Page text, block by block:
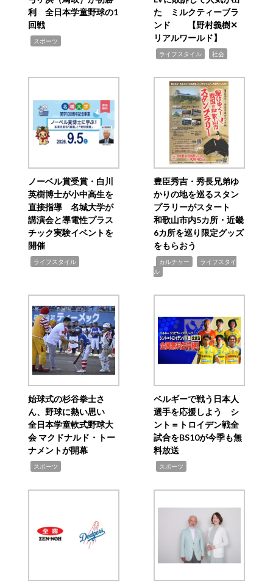
利 全日本学童野球の1
回戦
スポーツ
た ミルクティーブラ
ンド 【野村義樹✕
リアルワールド】
ライフスタイル 社会
ノーベル賞受賞・白川
英樹博士が小中高生を
直接指導 名城大学が
講演会と導電性プラス
チック実験イベントを
開催
ライフスタイル
豊臣秀吉・秀長兄弟ゆ
かりの地を巡るスタン
プラリーがスタート
和歌山市内5カ所・近畿
6カ所を巡り限定グッズ
をもらおう
カルチャー
ライフスタイ
ル
始球式の杉谷拳士さ
ん、野球に熱い思い
全日本学童軟式野球大
会 マクドナルド・トー
ナメントが開幕
スポーツ
ベルギーで戦う日本人
選手を応援しよう シ
ント＝トロイデン戦全
試合をBS10が今季も無
料放送
スポーツ